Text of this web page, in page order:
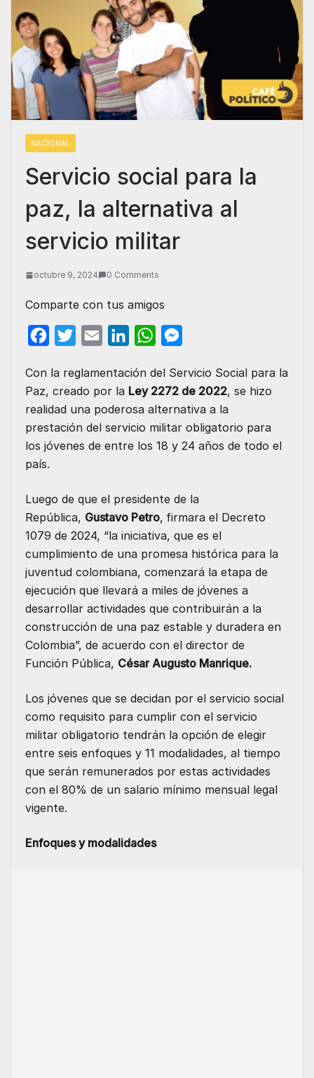
NACIONAL
Servicio social para la
paz, la alternativa al
servicio militar
octubre 9, 2024 0 Comments
Comparte con tus amigos
c
e
o
i
t
e
a
i
n
k
e
d
W
a
t
s
A
s
s
n
r
Con la reglamentación del Servicio Social para la
Paz, creado por la Ley 2272 de 2022, se hizo
realidad una poderosa alternativa a la
prestación del servicio militar obligatorio para
los jóvenes de entre los 18 y 24 años de todo el
país.
Luego de que el presidente de la
República, Gustavo Petro, firmara el Decreto
1079 de 2024, “la iniciativa, que es el
cumplimiento de una promesa histórica para la
juventud colombiana, comenzará la etapa de
ejecución que llevará a miles de jóvenes a
desarrollar actividades que contribuirán a la
construcción de una paz estable y duradera en
Colombia”, de acuerdo con el director de
Función Pública, César Augusto Manrique.
Los jóvenes que se decidan por el servicio social
como requisito para cumplir con el servicio
militar obligatorio tendrán la opción de elegir
entre seis enfoques y 11 modalidades, al tiempo
que serán remunerados por estas actividades
con el 80% de un salario mínimo mensual legal
vigente.
Enfoques y modalidades